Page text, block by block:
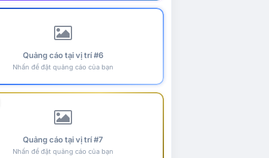
Quảng cáo tại vị trí #6
Nhấn để đặt quảng cáo của bạn
Quảng cáo tại vị trí #7
Nhấn để đặt quảng cáo của bạn